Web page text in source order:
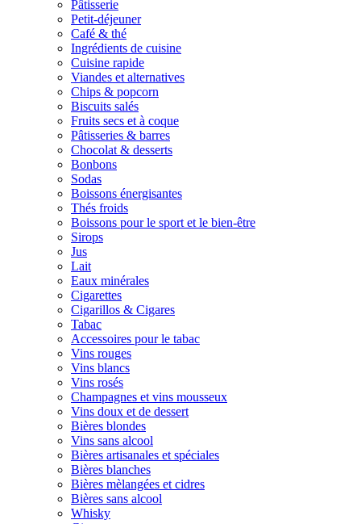
Pâtisserie
Petit-déjeuner
Café & thé
Ingrédients de cuisine
Cuisine rapide
Viandes et alternatives
Chips & popcorn
Biscuits salés
Fruits secs et à coque
Pâtisseries & barres
Chocolat & desserts
Bonbons
Sodas
Boissons énergisantes
Thés froids
Boissons pour le sport et le bien-être
Sirops
Jus
Lait
Eaux minérales
Cigarettes
Cigarillos & Cigares
Tabac
Accessoires pour le tabac
Vins rouges
Vins blancs
Vins rosés
Champagnes et vins mousseux
Vins doux et de dessert
Bières blondes
Vins sans alcool
Bières artisanales et spéciales
Bières blanches
Bières mèlangées et cidres
Bières sans alcool
Whisky